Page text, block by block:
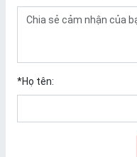
*Họ tên: